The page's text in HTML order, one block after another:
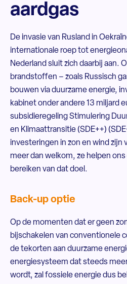
aardgas
De invasie van Rusland in
internationale roep tot
Nederland sluit zich daarbij aan.
brandstoffen – zoals Russisch
bouwen via duurzame energie,
kabinet onder andere 13 miljard
subsidieregeling Stimulering
en Klimaattransitie (SDE++)
investeringen in zon en wind zijn
meer dan welkom, ze helpen
bereiken van dat doel.
Back-up optie
Op de momenten dat er geen
bijschakelen van conventionele
de tekorten aan duurzame
energiesysteem dat steeds
wordt, zal fossiele energie dus